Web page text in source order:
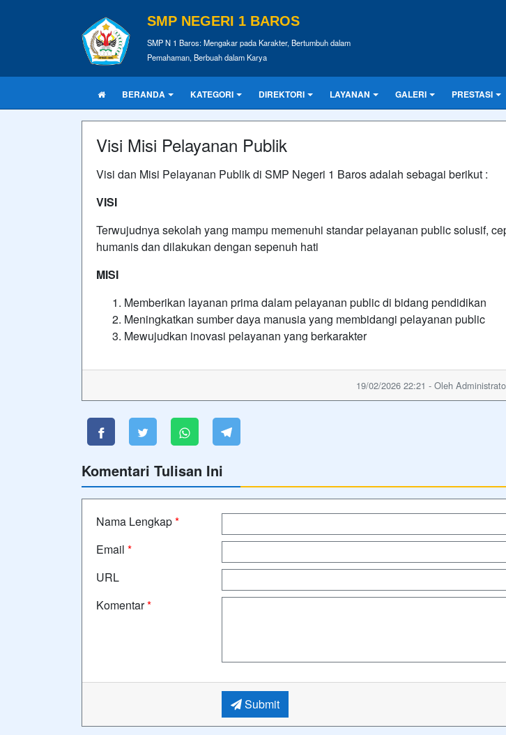
SMP NEGERI 1 BAROS
SMP N 1 Baros: Mengakar pada Karakter, Bertumbuh dalam
Pemahaman, Berbuah dalam Karya
BERANDA KATEGORI DIREKTORI LAYANAN GALERI PRESTASI
Visi Misi Pelayanan Publik
Visi dan Misi Pelayanan Publik di SMP Negeri 1 Baros adalah sebagai berikut :
VISI
Terwujudnya sekolah yang mampu memenuhi standar pelayanan public solusif,
humanis dan dilakukan dengan sepenuh hati
MISI
Memberikan layanan prima dalam pelayanan public di bidang pendidikan
Meningkatkan sumber daya manusia yang membidangi pelayanan public
Mewujudkan inovasi pelayanan yang berkarakter
19/02/2026 22:21 - Oleh
Komentari Tulisan Ini
Nama Lengkap*
Email *
URL
Komentar*
Submit